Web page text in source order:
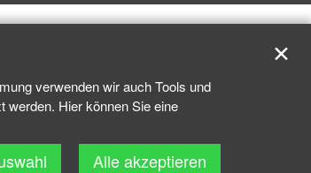
verwenden wir auch Tools und
werden. Hier können Sie eine
Alle akzeptieren
✕